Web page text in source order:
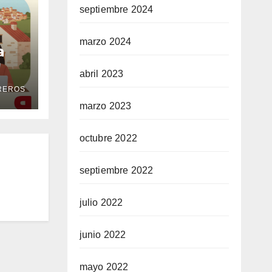
septiembre 2024
marzo 2024
abril 2023
marzo 2023
octubre 2022
septiembre 2022
julio 2022
junio 2022
mayo 2022